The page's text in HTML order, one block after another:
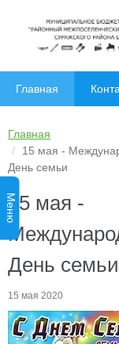
Главная
Меню
Главная
15 мая -
День семьи
15 мая -
День семьи
15 мая 2020